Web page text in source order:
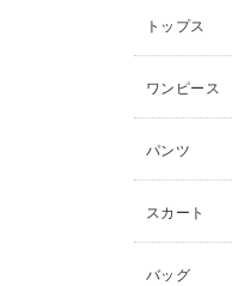
トップス
ワンピース
パンツ
スカート
バッグ